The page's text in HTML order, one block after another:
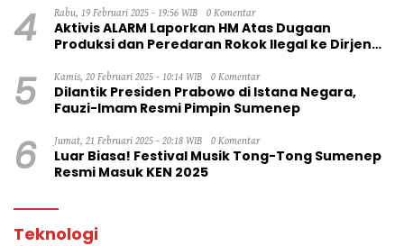
4 Rabu, 19 Februari 2025 - 19:56 WIB 0 Komentar
Aktivis ALARM Laporkan HM Atas Dugaan
Produksi dan Peredaran Rokok Ilegal ke Dirjen
5 Kamis, 20 Februari 2025 - 10:14 WIB 0 Komentar
Dilantik Presiden Prabowo di Istana Negara,
Fauzi-Imam Resmi Pimpin Sumenep
6 Jumat, 21 Februari 2025 - 20:18 WIB 0 Komentar
Luar Biasa! Festival Musik Tong-Tong Sumenep
Resmi Masuk KEN 2025
Teknologi